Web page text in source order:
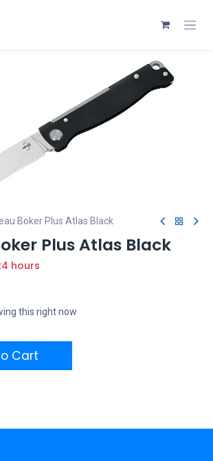
Boker Plus Atlas Black
Plus Atlas Black
hours
this right now
Cart